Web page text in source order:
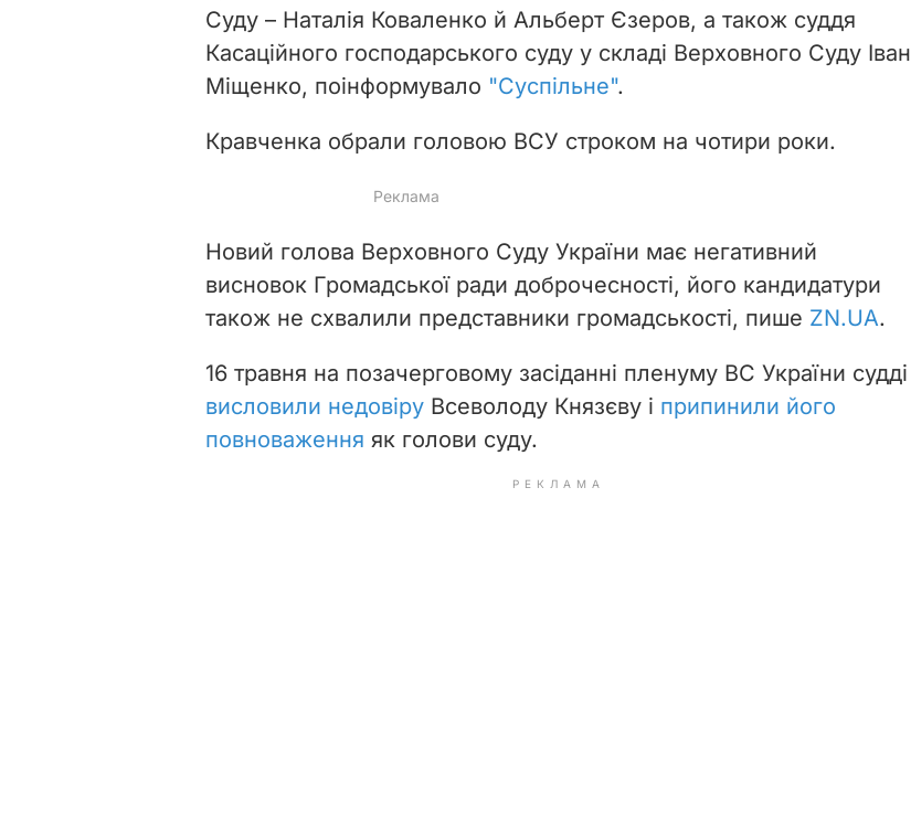
o
Суду – Наталія Коваленко й Альберт Єзеров, а також суддя
Касаційного господарського суду у складі Верховного Суду Іван
Міщенко, поінформувало "Суспільне".
Кравченка обрали головою ВСУ строком на чотири роки.
Новий голова Верховного Суду України має негативний
висновок Громадської ради доброчесності, його кандидатури
також не схвалили представники громадськості, пише ZN.UA.
16 травня на позачерговому засіданні пленуму ВС України судді
висловили недовіру Всеволоду Князєву і припинили його
повноваження як голови суду.
РЕКЛАМА